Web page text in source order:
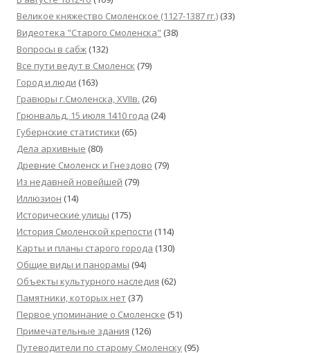
Великое княжество Смоленское (1127-1387 гг.) (33)
Видеотека "Cтарого Смоленска" (38)
Вопросы в сабж (132)
Все пути ведут в Смоленск (79)
Город и люди (163)
Гравюры г.Смоленска, XVIIв. (26)
Грюнвальд, 15 июля 1410 года (24)
Губернские статистики (65)
Дела архивные (80)
Древние Смоленск и Гнездово (79)
Из недавней новейшей (79)
Иллюзион (14)
Исторические улицы (175)
История Смоленской крепости (114)
Карты и планы старого города (130)
Общие виды и панорамы (94)
Объекты культурного наследия (62)
Памятники, которых нет (37)
Первое упоминание о Смоленске (51)
Примечательные здания (126)
Путеводители по старому Смоленску (95)